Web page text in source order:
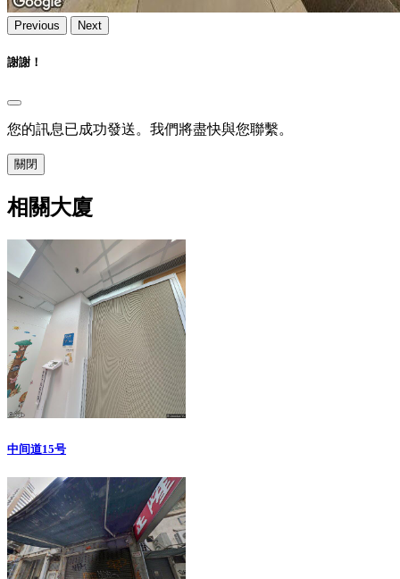
Previous Next
謝謝！
您的訊息已成功發送。我們將盡快與您聯繫。
關閉
相關大廈
中间道15号